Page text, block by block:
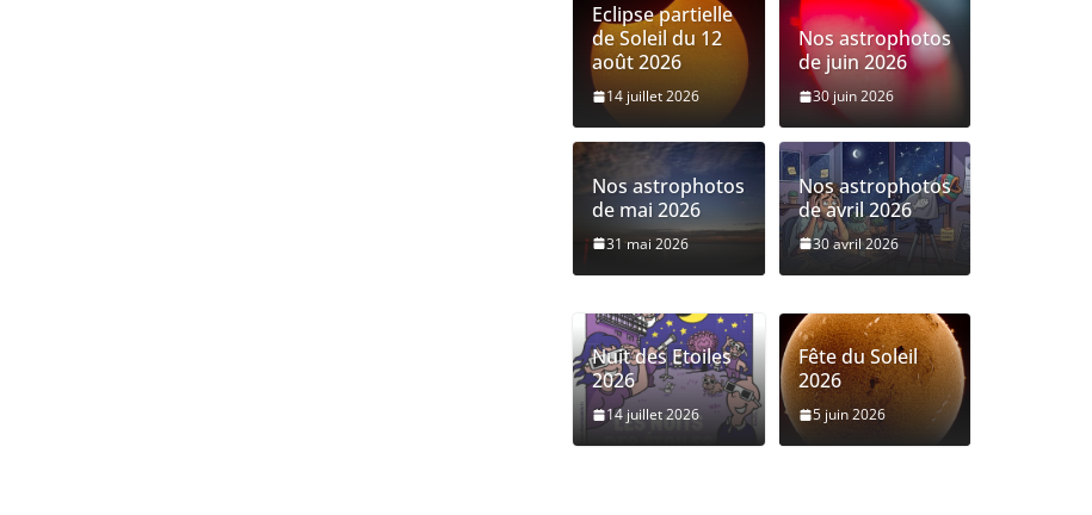
Eclipse partielle
de Soleil du 12
août 2026
14 juillet 2026
Nos astrophotos
de juin 2026
30 juin 2026
Nos astrophotos
de mai 2026
31 mai 2026
Nos astrophotos
de avril 2026
30 avril 2026
Nuit des Etoiles
2026
14 juillet 2026
Fête du Soleil
2026
5 juin 2026